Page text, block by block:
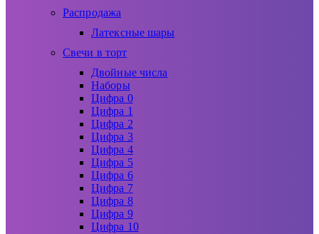
Распродажа
Латексные шары
Свечи в торт
Двойные числа
Наборы
Цифра 0
Цифра 1
Цифра 2
Цифра 3
Цифра 4
Цифра 5
Цифра 6
Цифра 7
Цифра 8
Цифра 9
Цифра 10